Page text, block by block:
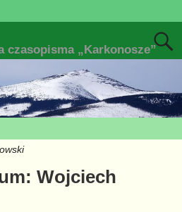
czasopisma „Karkonosze”
Wojciech